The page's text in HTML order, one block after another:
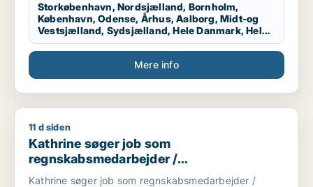
Storkøbenhavn, Nordsjælland, Bornholm,
København, Odense, Århus, Aalborg, Midt-og
Vestsjælland, Sydsjælland, Hele Danmark, Hele
Sjælland, Hele Jylland, Vestjylland
Mere info
Kathrine søger job som regnskabsmedarbejder /
11 d siden
Kathrine søger job som
regnskabsmedarbejder /
finansmedarbejder / administrativ
Kathrine søger job som regnskabsmedarbejder /